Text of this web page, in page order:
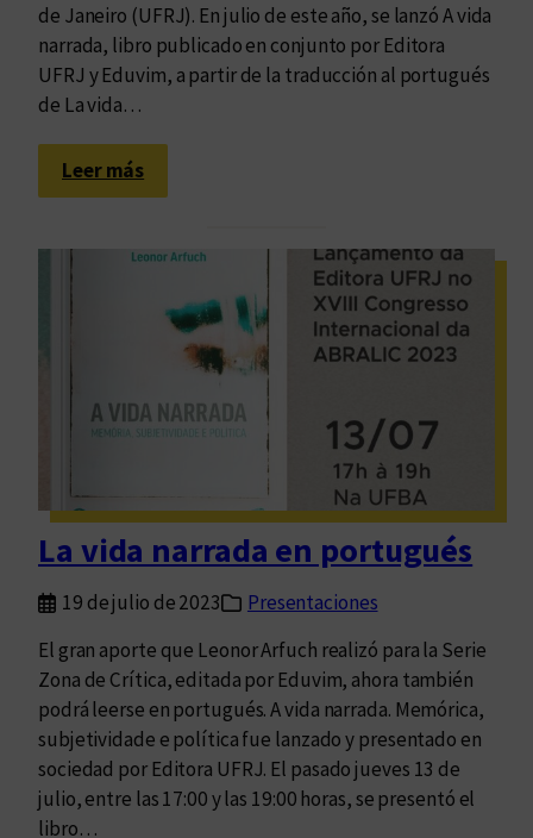
de Janeiro (UFRJ). En julio de este año, se lanzó A vida
narrada, libro publicado en conjunto por Editora
UFRJ y Eduvim, a partir de la traducción al portugués
de La vida…
Leer más:
N
e
e
s
n
t
a
i
ó
n
p
a
r
a
La vida narrada en portugués
19 de julio de 2023
Presentaciones
El gran aporte que Leonor Arfuch realizó para la Serie
Zona de Crítica, editada por Eduvim, ahora también
podrá leerse en portugués. A vida narrada. Memórica,
subjetividade e política fue lanzado y presentado en
sociedad por Editora UFRJ. El pasado jueves 13 de
julio, entre las 17:00 y las 19:00 horas, se presentó el
libro…